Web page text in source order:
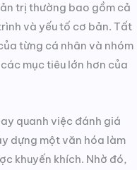
trị thường bao gồm cả
và yếu tố cơ bản. Tất
từng cá nhân và nhóm
mục tiêu lớn hơn của
quanh việc đánh giá
dựng một văn hóa làm
khuyến khích. Nhờ đó,